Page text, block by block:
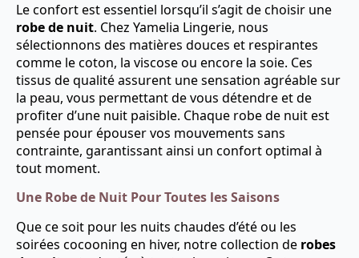
Le confort est essentiel lorsqu’il s’agit de choisir une
robe de nuit. Chez Yamelia Lingerie, nous
sélectionnons des matières douces et respirantes
comme le coton, la viscose ou encore la soie. Ces
tissus de qualité assurent une sensation agréable sur
la peau, vous permettant de vous détendre et de
profiter d’une nuit paisible. Chaque robe de nuit est
pensée pour épouser vos mouvements sans
contrainte, garantissant ainsi un confort optimal à
tout moment.
Une Robe de Nuit Pour Toutes les Saisons
Que ce soit pour les nuits chaudes d’été ou les
soirées cocooning en hiver, notre collection de robes